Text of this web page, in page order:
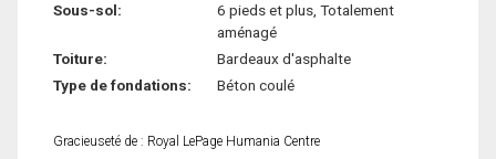
Sous-sol:
6 pieds et plus, Totalement
aménagé
Toiture:
Bardeaux d'asphalte
Type de fondations:
Béton coulé
Gracieuseté de : Royal LePage Humania Centre